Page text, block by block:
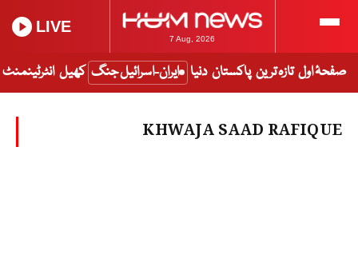
7 Aug, 2026
LIVE
صفحۂ اول تازہ ترین پاکستان دنیا ایران-اسرائیل جنگ کھیل انٹرٹینمنٹ
KHWAJA SAAD RAFIQUE